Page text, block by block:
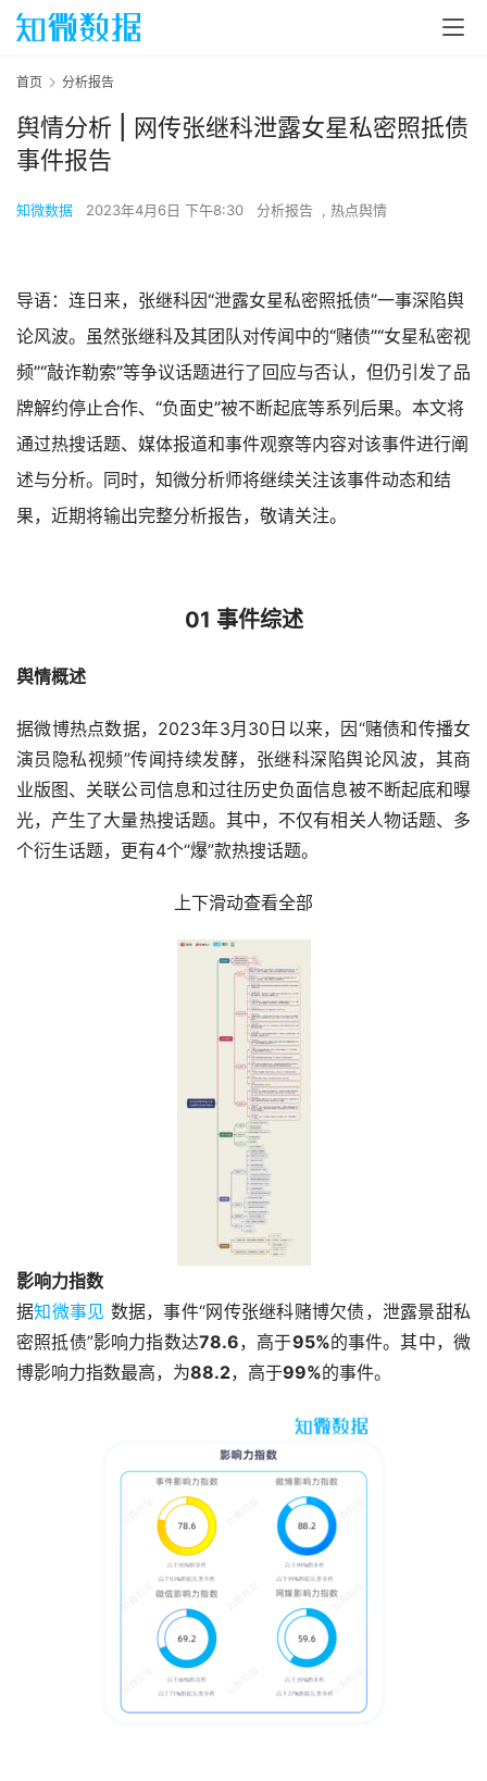
首页 分析报告
舆情分析 | 网传张继科泄露女星私密照抵债
事件报告
知微数据 2023年4月6日 下午8:30 分析报告 , 热点舆情
导语：连日来，张继科因“泄露女星私密照抵债”一事深陷舆
论风波。虽然张继科及其团队对传闻中的“赌债”“女星私密视
频”“敲诈勒索”等争议话题进行了回应与否认，但仍引发了品
牌解约停止合作、“负面史”被不断起底等系列后果。本文将
通过热搜话题、媒体报道和事件观察等内容对该事件进行阐
述与分析。同时，知微分析师将继续关注该事件动态和结
果，近期将输出完整分析报告，敬请关注。
01 事件综述
舆情概述
据微博热点数据，2023年3月30日以来，因“赌债和传播女
演员隐私视频”传闻持续发酵，张继科深陷舆论风波，其商
业版图、关联公司信息和过往历史负面信息被不断起底和曝
光，产生了大量热搜话题。其中，不仅有相关人物话题、多
个衍生话题，更有4个“爆”款热搜话题。
上下滑动查看全部
影响力指数
据知微事见 数据，事件“网传张继科赌博欠债，泄露景甜私
密照抵债”影响力指数达78.6，高于95%的事件。其中，微
博影响力指数最高，为88.2，高于99%的事件。